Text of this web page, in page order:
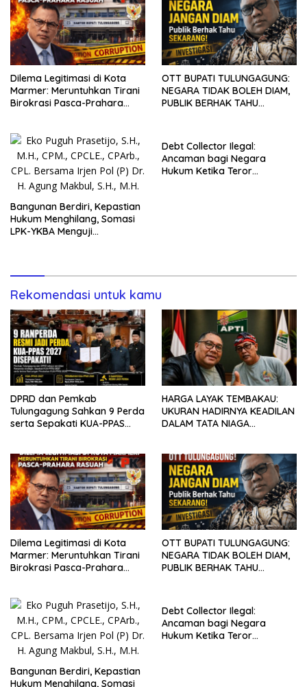
Dilema Legitimasi di Kota
Marmer: Meruntuhkan Tirani
Birokrasi Pasca-Prahara
OTT BUPATI TULUNGAGUNG:
NEGARA TIDAK BOLEH DIAM,
PUBLIK BERHAK TAHU
Bangunan Berdiri, Kepastian
Hukum Menghilang, Somasi
LPK-YKBA Menguji
Debt Collector Ilegal:
Ancaman bagi Negara
Hukum Ketika Teror
Rekomendasi untuk kamu
DPRD dan Pemkab
Tulungagung Sahkan 9 Perda
serta Sepakati KUA-PPAS
HARGA LAYAK TEMBAKAU:
UKURAN HADIRNYA KEADILAN
DALAM TATA NIAGA
Dilema Legitimasi di Kota
Marmer: Meruntuhkan Tirani
Birokrasi Pasca-Prahara
OTT BUPATI TULUNGAGUNG:
NEGARA TIDAK BOLEH DIAM,
PUBLIK BERHAK TAHU
Bangunan Berdiri, Kepastian
Hukum Menghilang, Somasi
Debt Collector Ilegal:
Ancaman bagi Negara
Hukum Ketika Teror